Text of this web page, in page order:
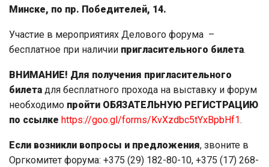
Минске, по пр. Победителей, 14.
Участие в мероприятиях Делового форума –
бесплатное при наличии пригласительного билета.
ВНИМАНИЕ! Для получения пригласительного
билета для бесплатного прохода на выставку и форум
необходимо пройти ОБЯЗАТЕЛЬНУЮ РЕГИСТРАЦИЮ
по ссылке https://goo.gl/forms/KvXzdbc5tYxBpbHf1.
Если возникли вопросы и предложения, звоните в
Оргкомитет форума: +375 (29) 182-80-10, +375 (17) 268-